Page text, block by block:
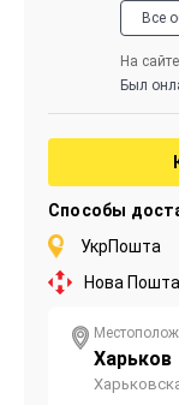
Все
На
Был
Способы
УкрПошта
Нова Пошта
Харьков